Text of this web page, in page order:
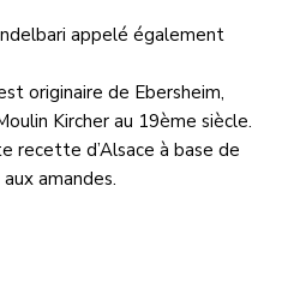
appelé également
originaire de Ebersheim,
Kircher au 19ème siècle.
recette d’Alsace à base de
amandes.